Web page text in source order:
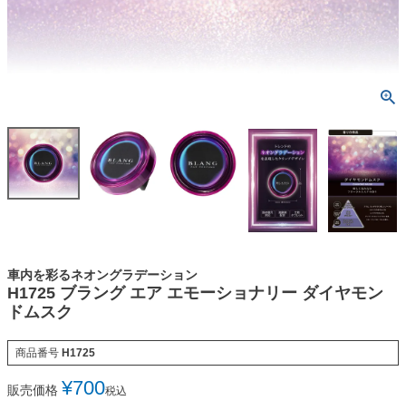
車内を彩るネオングラデーション
H1725 ブラング エア エモーショナリー ダイヤモン
ドムスク
商品番号 H1725
販売価格 ¥700税込